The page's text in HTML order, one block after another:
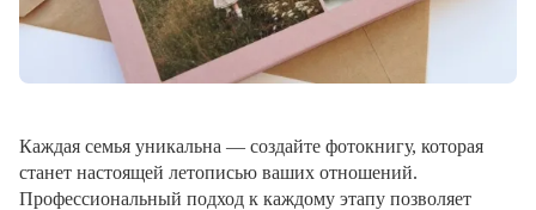
Каждая семья уникальна — создайте фотокнигу, которая
станет настоящей летописью ваших отношений.
Профессиональный подход к каждому этапу позволяет